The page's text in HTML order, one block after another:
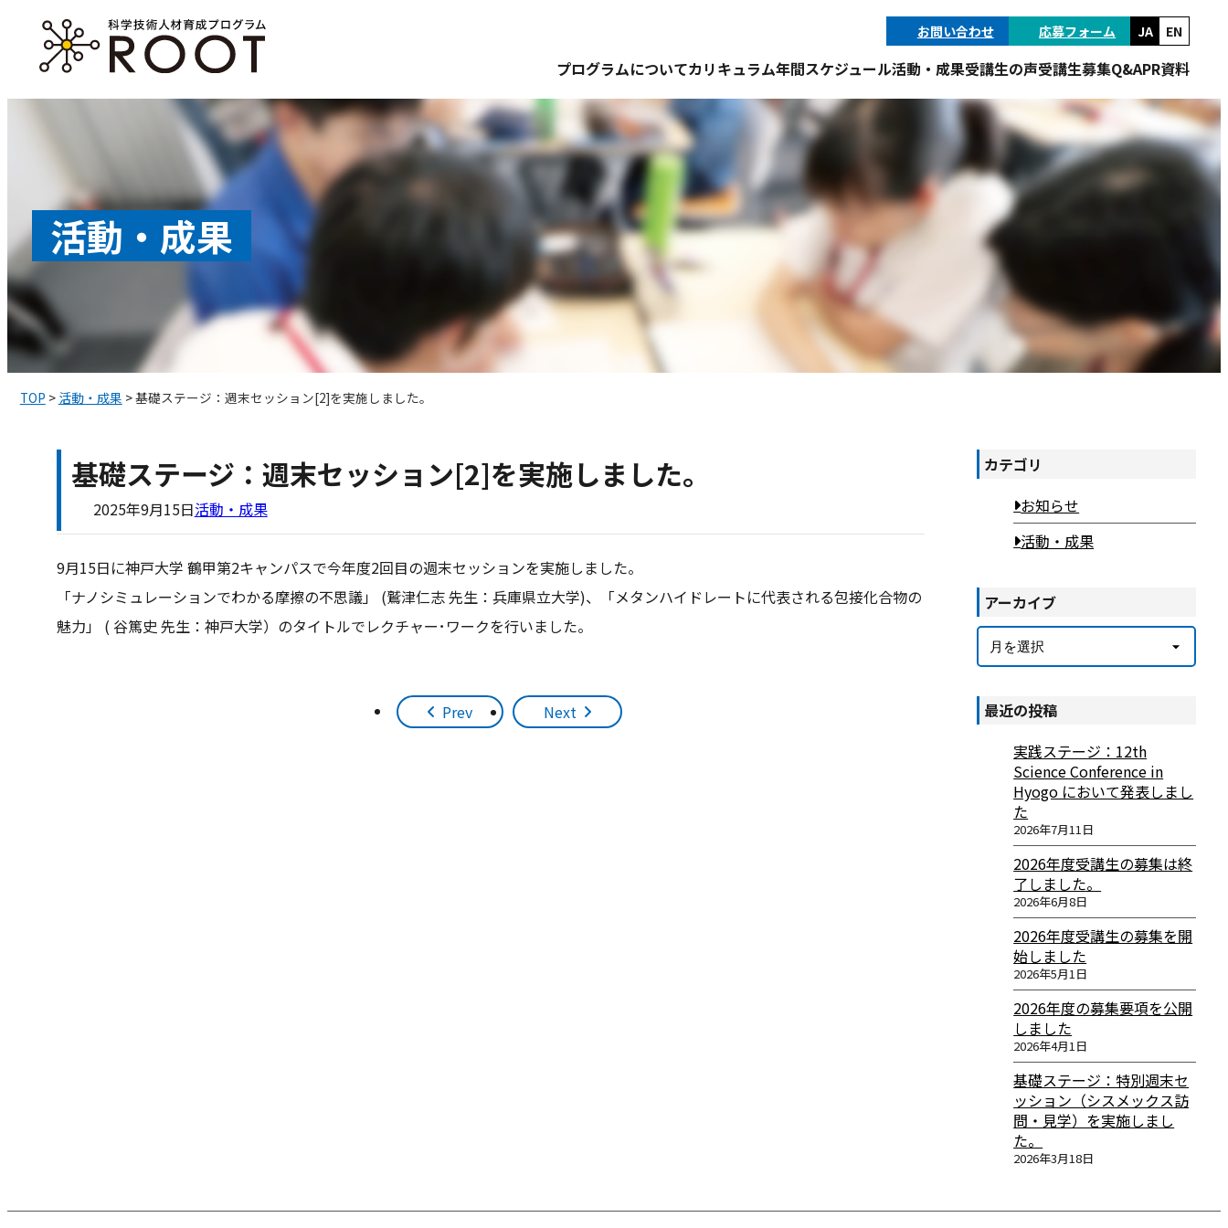
ッ
プ
お問い合わせ 応募フォーム EN
JA
プログラムについてカリキュラム年間スケジュール活動・成果受講生の声受講生募集Q&APR資料
活動・成果
TOP > 活動・成果 >基礎ステージ：週末セッション[2]を実施しました。
基礎ステージ：週末セッション[2]を実施しました。
2025年9月15日活動・成果
9月15日に神戸大学 鶴甲第2キャンパスで今年度2回目の週末セッションを実施しました。
「ナノシミュレーションでわかる摩擦の不思議」 (鷲津仁志 先生：兵庫県立大学)、「メタンハイドレートに代表される包接化合物の
魅力」 ( 谷篤史 先生：神戸大学）のタイトルでレクチャー･ワークを行いました。
Prev Next
カテゴリ
お知らせ
活動・成果
アーカイブ
アーカイブ
最近の投稿
実践ステージ：12th
Science Conference in
Hyogo において発表しまし
た
2026年7月11日
2026年度受講生の募集は終
了しました。
2026年6月8日
2026年度受講生の募集を開
始しました
2026年5月1日
2026年度の募集要項を公開
しました
2026年4月1日
基礎ステージ：特別週末セ
ッション（シスメックス訪
問・見学）を実施しまし
た。
2026年3月18日